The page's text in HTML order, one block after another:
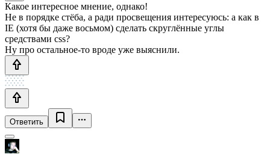
Какое интересное мнение, однако!
Не в порядке стёба, а ради просвещения интересуюсь: а как в
IE (хотя бы даже восьмом) сделать скруглённые углы
средствами css?
Ну про остальное-то вроде уже выяснили.
Ответить